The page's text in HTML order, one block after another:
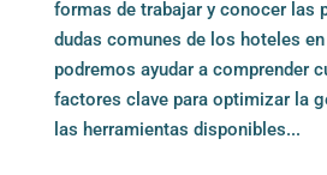
formas de trabajar y conocer las
dudas comunes de los hoteles
podremos ayudar a comprender
factores clave para optimizar la
las herramientas disponibles...